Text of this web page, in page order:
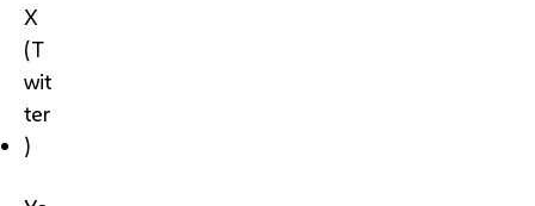
X
(T
wit
ter
)